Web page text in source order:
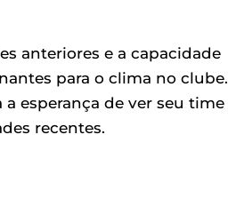
anteriores e a capacidade
para o clima no clube.
esperança de ver seu time
recentes.